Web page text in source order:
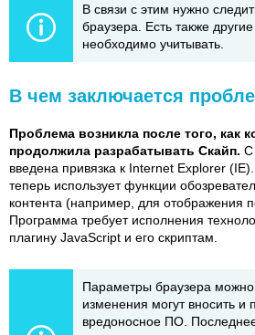
В связи с этим нужно
браузера. Есть также
необходимо учитывать.
В чем заключается
Проблема возникла после того, как
продолжила разрабатывать Скайп. С
введена привязка к Internet Explorer
теперь использует функции
контента (например, для отображения
Программа требует исполнения
плагину JavaScript и его скриптам.
Параметры браузера можно
изменения могут вносить и
вредоносное ПО.